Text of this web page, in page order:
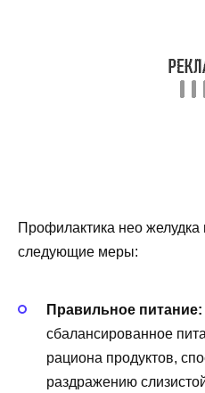
Профилактика нео желудка
следующие меры:
Правильное питание:
сбалансированное
рациона продуктов,
раздражению